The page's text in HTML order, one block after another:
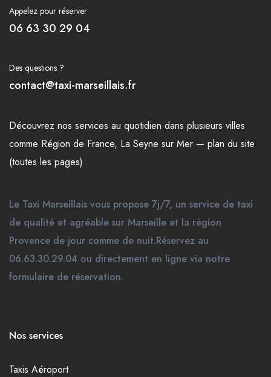
Appelez pour réserver
06 63 30 29 04
Des questions ?
contact@taxi-marseillais.fr
Découvrez nos services au quotidien dans plusieurs villes
comme Région de France, La Seyne sur Mer — plan du site
(toutes les pages)
Le Taxi Marseillais vous propose 7j/7, un service de taxi
de qualité et agréable sur Marseille et la région
Provence de jour comme de nuit.Réservez au
06.63.30.29.04 ou directement en ligne via notre
formulaire de réservation.
Nos services
Taxis Aéroport